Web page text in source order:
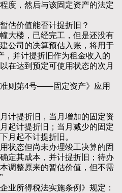
度，然后与该固定资产的法定
价值能否计提折旧？
楼，已经完工，但是还没有
公司的决算预估入账，将用于
，并计提折旧作为租金收入的
在达到预定可使用状态的次月
则第4号——固定资产》应用
提折旧，当月增加的固定资
起计提折旧；当月减少的固定
月起不计提折旧。
态但尚未办理竣工决算的固
定其成本，并计提折旧；待办
调整原来的暂估价值，但不需
所得税法实施条例》规定：